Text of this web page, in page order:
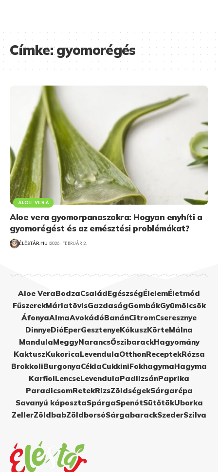
Címke:gyomorégés
ALOE VERA
Aloe vera gyomorpanaszokra: Hogyan enyhíti a
gyomorégést és az emésztési problémákat?
ÉLÉSTÁR.HU 2026. FEBRUÁR 2.
Aloe VeraBodzaCsaládEgészségÉlelemÉletmód
FűszerekMáriatövisGazdaságGombákGyümölcsök
ÁfonyaAlmaAvokádóBanánCitromCseresznye
DinnyeDióEperGesztenyeKókuszKörteMálna
MandulaMeggyNarancsŐszibarackHagyomány
KaktuszKukoricaLevendulaOtthonReceptekRózsa
BrokkoliBurgonyaCéklaCukkiniFokhagymaHagyma
KarfiolLencseLevendulaPadlizsánPaprika
ParadicsomRetekRizsZöldségekSárgarépa
Savanyú káposztaSpárgaSpenótSütőtökUborka
ZellerZöldbabZöldborsóSárgabarackSzederSzilva